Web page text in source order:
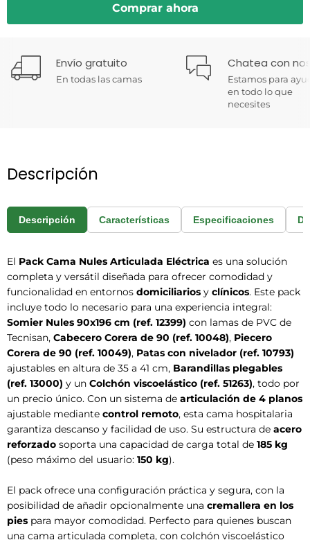
Comprar ahora
Envío gratuito
En todas las camas
Chatea con
Estamos para
en todo lo que
necesites
Descripción
Descripción Características Especificaciones
El Pack Cama Nules Articulada Eléctrica es una solución
completa y versátil diseñada para ofrecer comodidad y
funcionalidad en entornos domiciliarios y clínicos. Este pack
incluye todo lo necesario para una experiencia integral:
Somier Nules 90x196 cm (ref. 12399) con lamas de PVC de
Tecnisan, Cabecero Corera de 90 (ref. 10048), Piecero
Corera de 90 (ref. 10049), Patas con nivelador (ref. 10793)
ajustables en altura de 35 a 41 cm, Barandillas plegables
(ref. 13000) y un Colchón viscoelástico (ref. 51263), todo por
un precio único. Con un sistema de articulación de 4 planos
ajustable mediante control remoto, esta cama hospitalaria
garantiza descanso y facilidad de uso. Su estructura de acero
reforzado soporta una capacidad de carga total de 185 kg
(peso máximo del usuario: 150 kg).
El pack ofrece una configuración práctica y segura, con la
posibilidad de añadir opcionalmente una cremallera en los
pies para mayor comodidad. Perfecto para quienes buscan
una cama articulada completa, con colchón viscoelástico